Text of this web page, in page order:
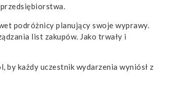
podróżnicy planujący swoje wyprawy.
list zakupów. Jako trwały i
by każdy uczestnik wydarzenia wyniósł z